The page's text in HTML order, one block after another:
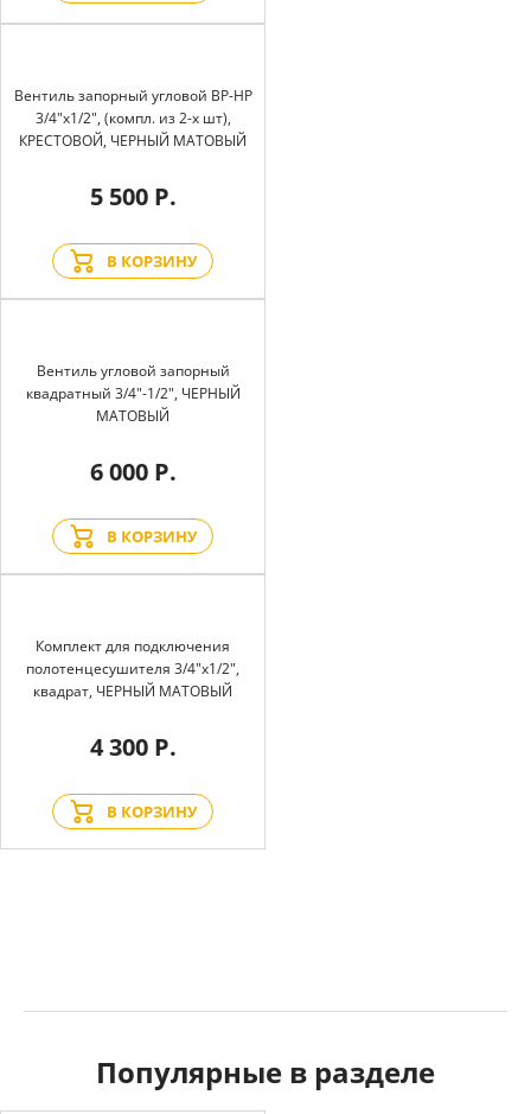
Вентиль запорный угловой BP-HP
3/4"х1/2", (компл. из 2-х шт),
КРЕСТОВОЙ, ЧЕРНЫЙ МАТОВЫЙ
5 500 Р.
В КОРЗИНУ
Вентиль угловой запорный
квадратный 3/4"-1/2", ЧЕРНЫЙ
МАТОВЫЙ
6 000 Р.
В КОРЗИНУ
Комплект для подключения
полотенцесушителя 3/4"х1/2",
квадрат, ЧЕРНЫЙ МАТОВЫЙ
4 300 Р.
В КОРЗИНУ
Популярные в разделе